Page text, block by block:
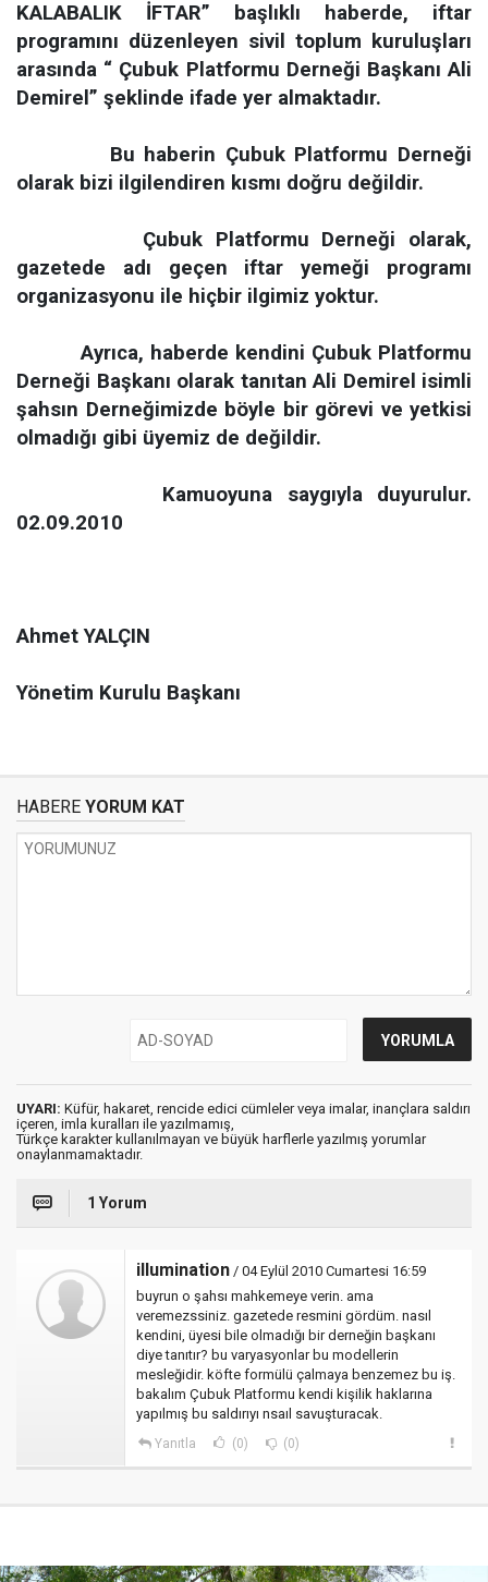
KALABALIK İFTAR” başlıklı haberde, iftar
programını düzenleyen sivil toplum kuruluşları
arasında “ Çubuk Platformu Derneği Başkanı Ali
Demirel” şeklinde ifade yer almaktadır.
Bu haberin Çubuk Platformu Derneği
olarak bizi ilgilendiren kısmı doğru değildir.
Çubuk Platformu Derneği olarak,
gazetede adı geçen iftar yemeği programı
organizasyonu ile hiçbir ilgimiz yoktur.
Ayrıca, haberde kendini Çubuk Platformu
Derneği Başkanı olarak tanıtan Ali Demirel isimli
şahsın Derneğimizde böyle bir görevi ve yetkisi
olmadığı gibi üyemiz de değildir.
Kamuoyuna saygıyla duyurulur.
02.09.2010
Ahmet YALÇIN
Yönetim Kurulu Başkanı
HABERE YORUM KAT
UYARI: Küfür, hakaret, rencide edici cümleler veya imalar, inançlara saldırı
içeren, imla kuralları ile yazılmamış,
Türkçe karakter kullanılmayan ve büyük harflerle yazılmış yorumlar
onaylanmamaktadır.
1 Yorum
illumination / 04 Eylül 2010 Cumartesi 16:59
buyrun o şahsı mahkemeye verin. ama
veremezssiniz. gazetede resmini gördüm. nasıl
kendini, üyesi bile olmadığı bir derneğin başkanı
diye tanıtır? bu varyasyonlar bu modellerin
mesleğidir. köfte formülü çalmaya benzemez bu iş.
bakalım Çubuk Platformu kendi kişilik haklarına
yapılmış bu saldırıyı nsaıl savuşturacak.
Yanıtla (0) (0)